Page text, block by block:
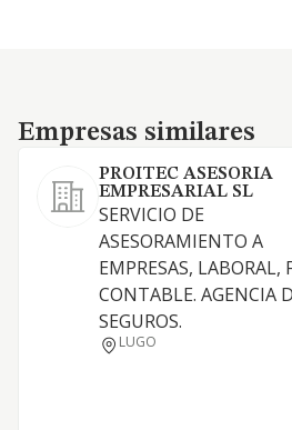
Empresas similares
Empresas similares
PROITEC ASESORIA
EMPRESARIAL SL
SERVICIO DE
ASESORAMIENTO A
EMPRESAS, LABORAL,
CONTABLE. AGENCIA
SEGUROS.
LUGO